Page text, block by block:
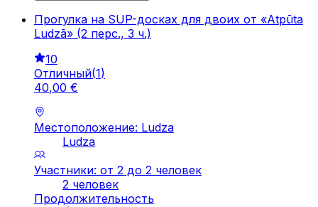
Прогулка на SUP-досках для двоих от «Atpūta
Ludzā» (2 перс., 3 ч.)
10
Отличный(1)
40,00 €
Местоположение: Ludza
Ludza
Участники: от 2 до 2 человек
2 человек
Продолжительность